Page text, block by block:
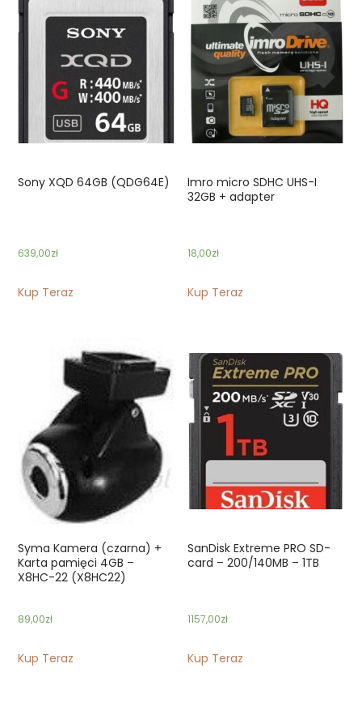
Sony XQD 64GB (QDG64E)
639,00zł
Kup Teraz
Imro micro SDHC UHS-I
32GB + adapter
18,00zł
Kup Teraz
Syma Kamera (czarna) +
Karta pamięci 4GB –
X8HC-22 (X8HC22)
89,00zł
Kup Teraz
SanDisk Extreme PRO SD-
card – 200/140MB – 1TB
1157,00zł
Kup Teraz